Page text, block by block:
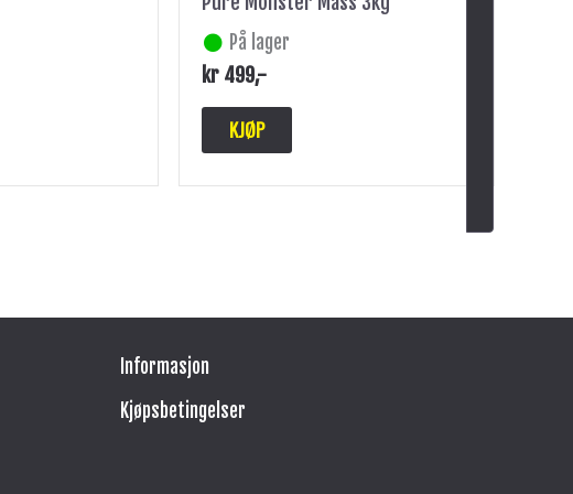
På lager
kr 499,-
KJØP
Informasjon
Kjøpsbetingelser